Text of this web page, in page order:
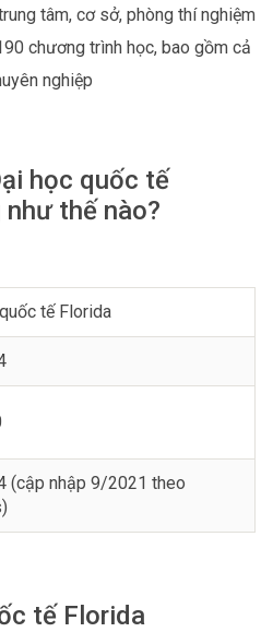
tâm, cơ sở, phòng thí nghiệm
chương trình học, bao gồm cả
nghiệp
học quốc tế
thế nào?
tế Florida
(cập nhập 9/2021 theo
tế Florida